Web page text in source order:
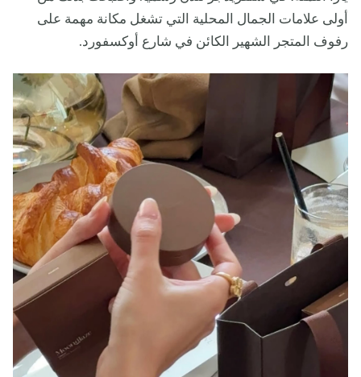
أولى علامات الجمال المحلية التي تشغل مكانة مهمة على
رفوف المتجر الشهير الكائن في شارع أوكسفورد.